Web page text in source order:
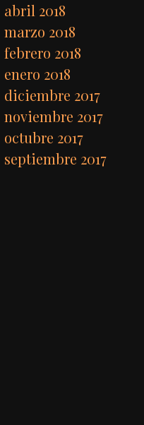
abril 2018
marzo 2018
febrero 2018
enero 2018
diciembre 2017
noviembre 2017
octubre 2017
septiembre 2017